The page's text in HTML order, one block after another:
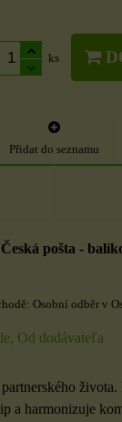
ks
Přidat do seznamu
Česká pošta -
Osobní odběr v
Od dodávateľa
a harmonizuje